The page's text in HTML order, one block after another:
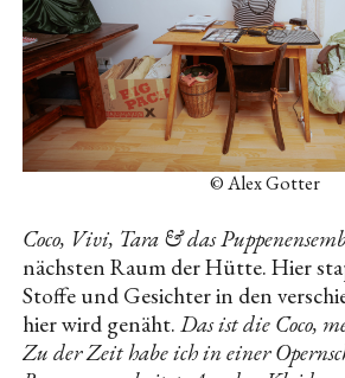
2021
Rosa Anschütz (Interview)
Anna Hostek (Homestory)
Latent Soils — Katrin Hornek
Semmering – Land, Besitz und
Anri Sala
Hinter diesem Blatt ist nichts
Macabre — Özgür Kar
Anna Hostek (Interview)
© Alex Gotter
Coco, Vivi, Tara & das
nächsten Raum der Hütte. Hier
Stoffe und Gesichter in den
hier wird genäht.Das ist die Coco,
Zu der Zeit habe ich in einer